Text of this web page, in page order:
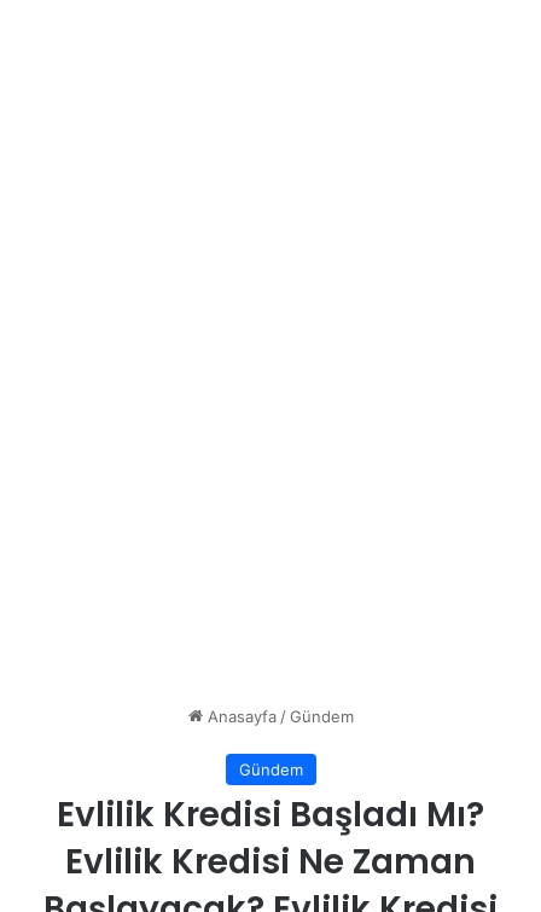
Anasayfa / Gündem
Gündem
Evlilik Kredisi Başladı Mı?
Evlilik Kredisi Ne Zaman